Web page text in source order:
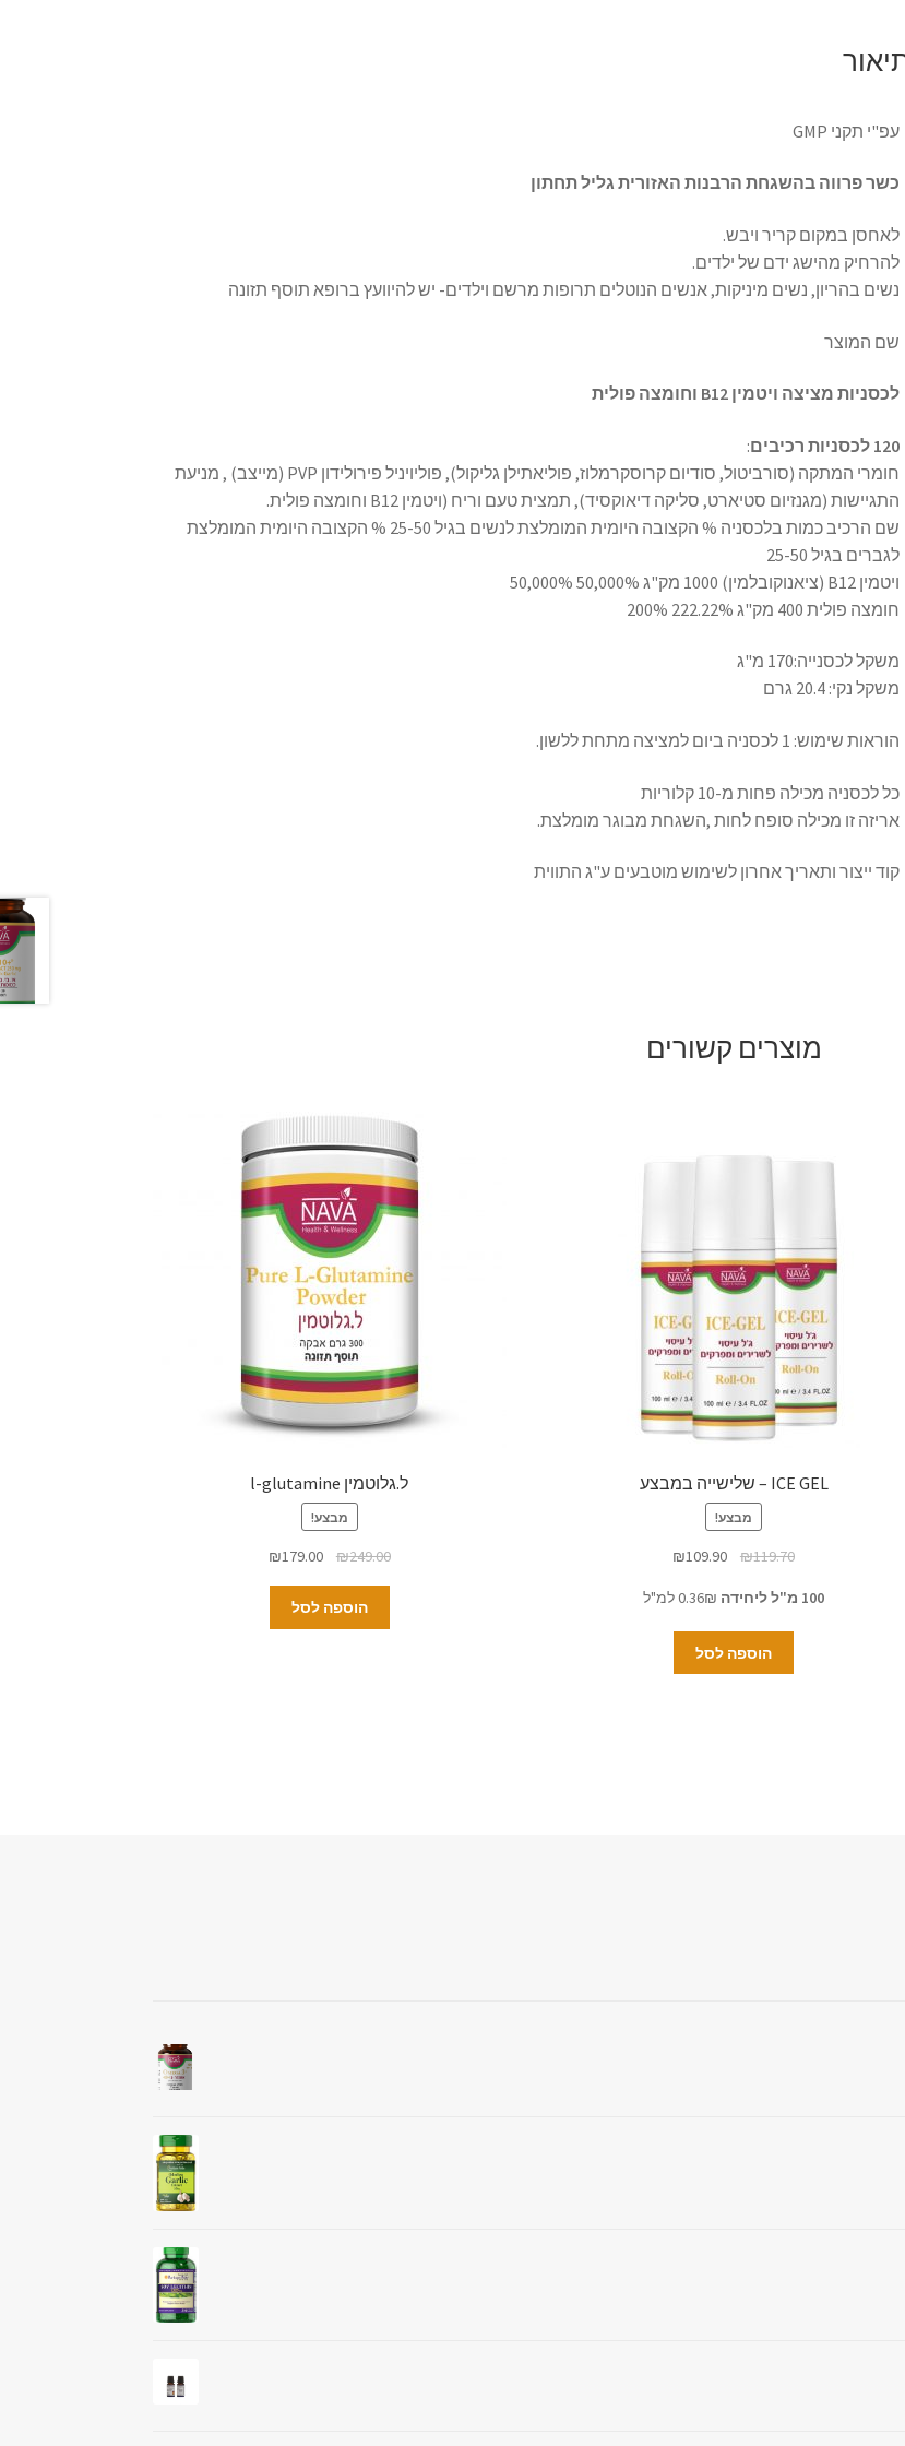
עפ"י תקני GMP
כשר פרווה בהשגחת הרבנות האזורית גליל תחתון
לאחסן במקום קריר ויבש.
להרחיק מהישג ידם של ילדים.
נשים בהריון, נשים מיניקות, אנשים הנוטלים תרופות מרשם וילדים- יש להיוועץ ברופא תוסף תזונה
שם המוצר
לכסניות מציצה ויטמין B12 וחומצה פולית
120 לכסניות רכיבים
:
חומרי המתקה (סורביטול, סודיום קרוסקרמלוז, פוליאתילן גליקול), פוליויניל פירולידון PVP (מייצב) , מניעת
התגיישות (מגנזיום סטיארט, סליקה דיאוקסיד), תמצית טעם וריח (ויטמין B12 וחומצה פולית.
שם הרכיב כמות בלכסניה % הקצובה היומית המומלצת לנשים בגיל 25-50 % הקצובה היומית המומלצת
לגברים בגיל 25-50
ויטמין B12 (ציאנוקובלמין) 1000 מק"ג 50,000% 50,000%
חומצה פולית 400 מק"ג 222.22% 200%
משקל לכסנייה:170 מ"ג
משקל נקי: 20.4 גרם
הוראות שימוש: 1 לכסניה ביום למציצה מתחת ללשון.
כל לכסניה מכילה פחות מ-10 קלוריות
אריזה זו מכילה סופח לחות ,השגחת מבוגר מומלצת.
קוד ייצור ותאריך אחרון לשימוש מוטבעים ע"ג התווית
מוצרים קשורים
ICE GEL – שלישייה במבצע
מבצע!
₪119.70
₪109.90
100 מ"ל ליחידה
הוספה לסל
ל.גלוטמין l-glutamine
מבצע!
₪249.00
₪179.00
הוספה לסל